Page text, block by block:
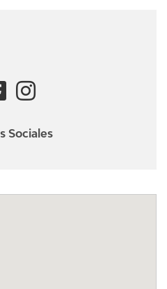
Sociales